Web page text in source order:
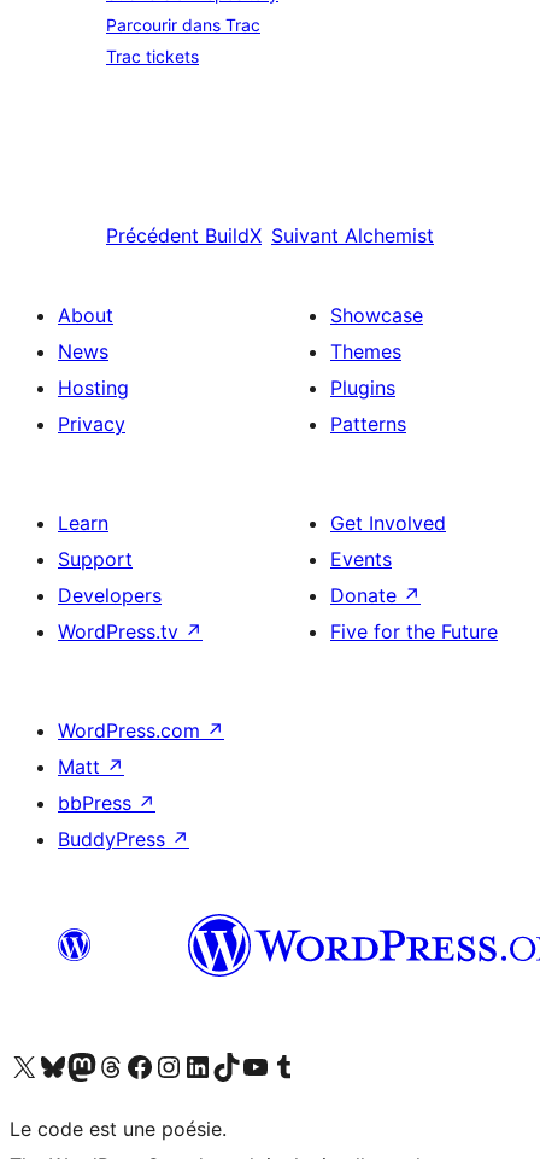
Parcourir dans Trac
Trac tickets
Précédent BuildX Suivant Alchemist
About
News
Hosting
Privacy
Showcase
Themes
Plugins
Patterns
Learn
Support
Developers
WordPress.tv ↗
Get Involved
Events
Donate ↗
Five for the Future
WordPress.com ↗
Matt ↗
bbPress ↗
BuddyPress ↗
Visit our X (formerly Twitter) account
Visitez notre compte Bluesky
Visit our Mastodon account
Visitez notre compte Threads
Visit our Facebook page
Visit our Instagram account
Visit our LinkedIn account
Visitez notre compte TikTok
Visit our YouTube channel
Visitez notre compte Tumblr
Le code est une poésie.